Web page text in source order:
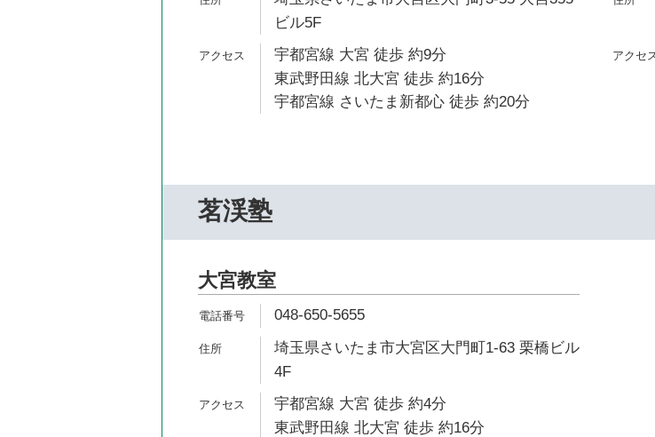
ビル5F
宇都宮線 大宮 徒歩 約9分
東武野田線 北大宮 徒歩 約16分
宇都宮線 さいたま新都心 徒歩 約20分
茗渓塾
大宮教室
048-650-5655
埼玉県さいたま市大宮区大門町1-63 栗橋ビル
4F
宇都宮線 大宮 徒歩 約4分
東武野田線 北大宮 徒歩 約16分